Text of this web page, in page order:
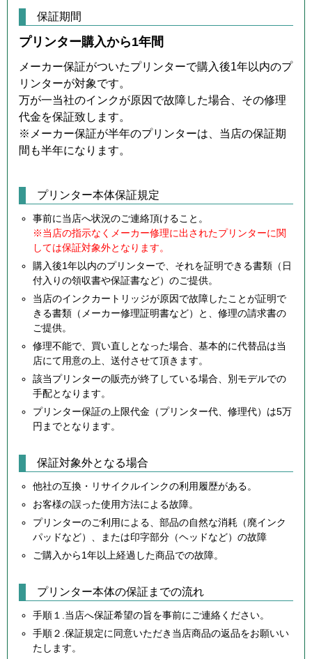
保証期間
プリンター購入から1年間
メーカー保証がついたプリンターで購入後1年以内のプ
リンターが対象です。
万が一当社のインクが原因で故障した場合、その修理
代金を保証致します。
※メーカー保証が半年のプリンターは、当店の保証期
間も半年になります。
プリンター本体保証規定
事前に当店へ状況のご連絡頂けること。
※当店の指示なくメーカー修理に出されたプリンターに関
しては保証対象外となります。
購入後1年以内のプリンターで、それを証明できる書類（日
付入りの領収書や保証書など）のご提供。
当店のインクカートリッジが原因で故障したことが証明で
きる書類（メーカー修理証明書など）と、修理の請求書の
ご提供。
修理不能で、買い直しとなった場合、基本的に代替品は当
店にて用意の上、送付させて頂きます。
該当プリンターの販売が終了している場合、別モデルでの
手配となります。
プリンター保証の上限代金（プリンター代、修理代）は5万
円までとなります。
保証対象外となる場合
他社の互換・リサイクルインクの利用履歴がある。
お客様の誤った使用方法による故障。
プリンターのご利用による、部品の自然な消耗（廃インク
パッドなど）、または印字部分（ヘッドなど）の故障
ご購入から1年以上経過した商品での故障。
プリンター本体の保証までの流れ
手順１.当店へ保証希望の旨を事前にご連絡ください。
手順２.保証規定に同意いただき当店商品の返品をお願いい
たします。